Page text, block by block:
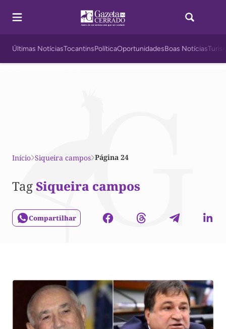
Últimas NotíciasTocantinsPolíticaOportunidadesBoas Notícias
Início Siqueira campos Página 24
TagSiqueira campos
Compartilhar